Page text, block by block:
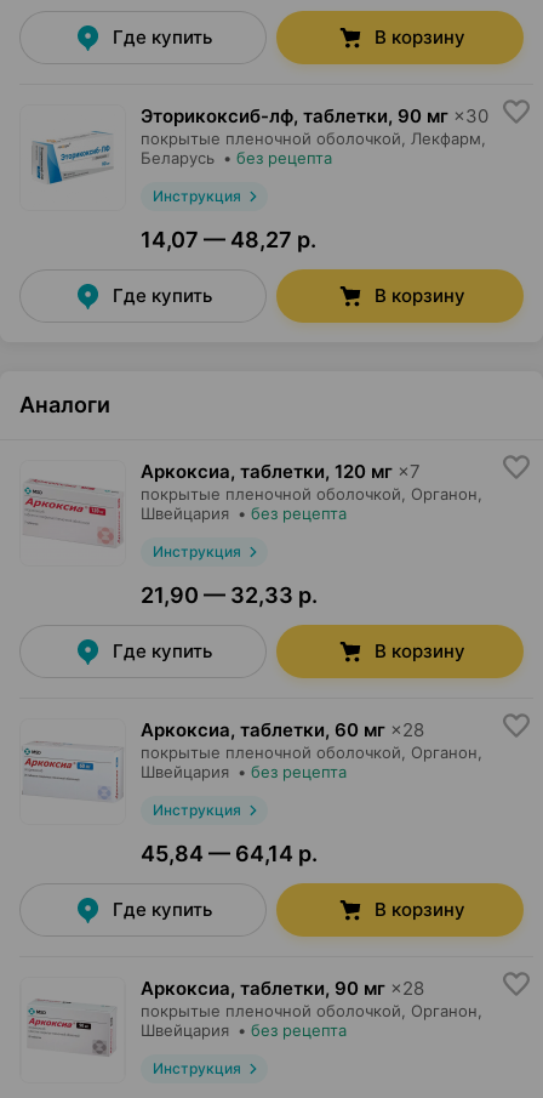
Где купить В корзину
Эторикоксиб-лф, таблетки, 90 мг ×30
покрытые пленочной оболочкой, Лекфарм
Беларусь • без рецепта
Инструкция
14,07 — 48,27 р.
Где купить В корзину
Аналоги
Аркоксиа, таблетки, 120 мг ×7
покрытые пленочной оболочкой, Органон
Швейцария • без рецепта
Инструкция
21,90 — 32,33 р.
Где купить В корзину
Аркоксиа, таблетки, 60 мг ×28
покрытые пленочной оболочкой, Органон
Швейцария • без рецепта
Инструкция
45,84 — 64,14 р.
Где купить В корзину
Аркоксиа, таблетки, 90 мг ×28
покрытые пленочной оболочкой, Органон
Швейцария • без рецепта
Инструкция